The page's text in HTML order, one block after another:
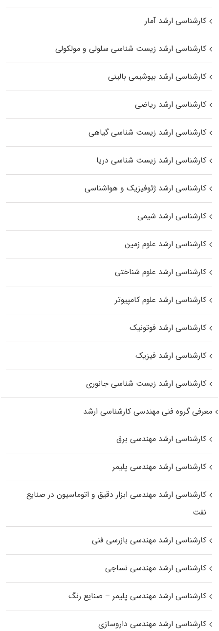
کارشناسی ارشد آمار
کارشناسی ارشد زیست شناسی سلولی و مولکولی
کارشناسی ارشد بیوشیمی بالینی
کارشناسی ارشد ریاضی
کارشناسی ارشد زیست‌ شناسی گیاهی
کارشناسی ارشد زیست‌ شناسی دریا
کارشناسی ارشد ژئوفیزیک و هواشناسی
کارشناسی ارشد شیمی
کارشناسی ارشد علوم زمین
کارشناسی ارشد علوم شناختی
کارشناسی ارشد علوم کامپیوتر
کارشناسی ارشد فوتونیک
کارشناسی ارشد فیزیک
کارشناسی ارشد زیست‌ شناسی جانوری
معرفی گروه فنی مهندسی کارشناسی ارشد
کارشناسی ارشد مهندسی برق
کارشناسی ارشد مهندسی پلیمر
کارشناسی ارشد مهندسی ابزار دقیق و اتوماسیون در صنایع
نفت
کارشناسی ارشد مهندسی بازرسی فنی
کارشناسی ارشد مهندسی نساجی
کارشناسی ارشد مهندسی پلیمر – صنایع رنگ
کارشناسی ارشد مهندسی داروسازی